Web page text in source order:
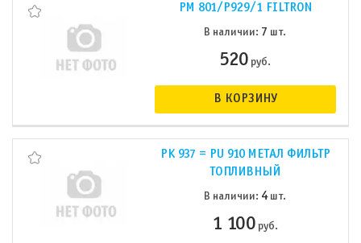
PM 801/P929/1 FILTRON
В наличии: 7 шт.
520 руб.
В КОРЗИНУ
PK 937 = PU 910 МЕТАЛ ФИЛЬТР
ТОПЛИВНЫЙ
В наличии: 4шт.
1 100руб.